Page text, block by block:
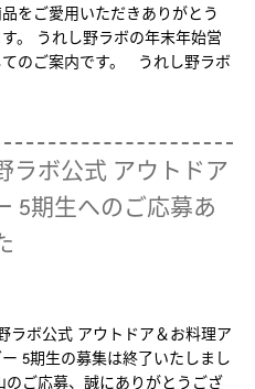
をご愛用いただきありがとう
す。 うれし野ラボの年末年始営
てのご案内です。 うれし野ラボ
ラボ公式 アウトドア
5期生へのご応募あ
ラボ公式 アウトドア＆お料理ア
ー 5期生の募集は終了いたしまし
のご応募、誠にありがとうござ